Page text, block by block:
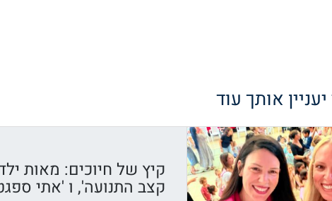
אותך עוד
קיץ של חיוכים: מאות
קצב התנועה', ו 'אתי